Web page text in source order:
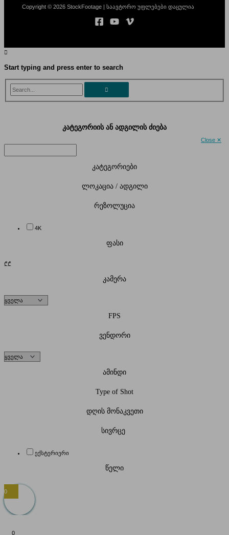
Copyright © 2026 StockFootage | საავტორო უფლებები დაცულია
Start typing and press enter to search
Search...
Close ✕
კატეგორიის ან ადგილის ძიება
კატეგორიები
ლოკაცია / ადგილი
რეზოლუცია
4K
ფასი
₾₾
კამერა
FPS
ვენდორი
ამინდი
Type of Shot
დღის მონაკვეთი
სივრცე
ექსტერიერი
წელი
0
0